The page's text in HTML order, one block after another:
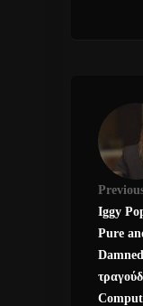
Iggy
Pure